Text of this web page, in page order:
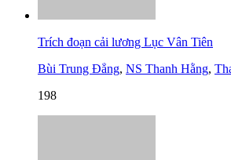
Trích đoạn cải lương Lục Vân Tiên
Bùi Trung Đẳng, NS Thanh Hằng,
198